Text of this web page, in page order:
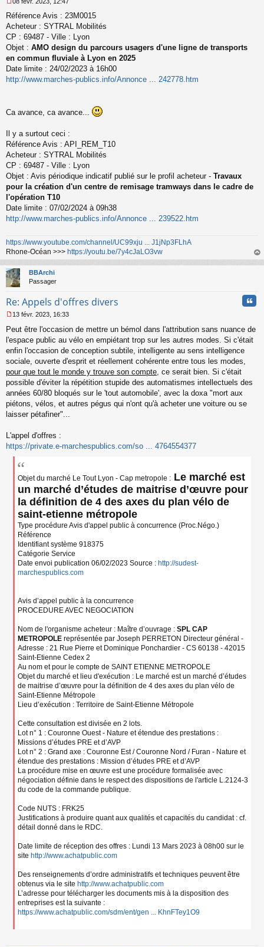
e
s
s
a
g
e
n
o
Référence Avis : 23M0015
Acheteur : SYTRAL Mobilités
CP : 69487 - Ville : Lyon
Objet : AMO design du parcours usagers d'une ligne de transports
en commun fluviale à Lyon en 2025
Date limite : 24/02/2023 à 16h00
http://www.marches-publics.info/Annonce ... 242778.htm
Ca avance, ca avance...
Il y a surtout ceci :
Référence Avis : API_REM_T10
Acheteur : SYTRAL Mobilités
CP : 69487 - Ville : Lyon
Objet : Avis périodique indicatif publié sur le profil acheteur - Travaux
pour la création d'un centre de remisage tramways dans le cadre de
l'opération T10
Date limite : 07/02/2024 à 09h38
http://www.marches-publics.info/Annonce ... 239522.htm
https://www.youtube.com/channel/UC99xju ... J1jNp3FLhA
Rhone-Océan >>> https://youtu.be/7y4cJaLO3vw
au
BBArchi
Passager
Re: Appels d'offres divers
e
s
s
g
e
n
o
n
u
13 févr. 2023, 16:33
Peut être l'occasion de mettre un bémol dans l'attribution sans nuance de
l'espace public au vélo en empiétant trop sur les autres modes. Si c'était
enfin l'occasion de conception subtile, intelligente au sens intelligence
sociale, ouverte d'esprit et réellement cohérente entre tous les modes,
pour que tout le monde y trouve son compte , ce serait bien. Si c'était
possible d'éviter la répétition stupide des automatismes intellectuels des
années 60/80 bloqués sur le 'tout automobile', avec la doxa "mort aux
piétons, vélos, et autres pégus qui n'ont qu'à acheter une voiture ou se
laisser pétafiner"...
L'appel d'offres :
https://private.e-marchespublics.com/so ... 4764554377
Objet du marché Le Tout Lyon - Cap metropole : Le marché est
un marché d’études de maitrise d’œuvre pour
la définition de 4 des axes du plan vélo de
saint-etienne métropole
Type procédure Avis d'appel public à concurrence (Proc.Négo.)
Référence
Identifiant système 918375
Catégorie Service
Date envoi publication 06/02/2023 Source : http://sudest-
marchespublics.com
Avis d’appel public à la concurrence
PROCEDURE AVEC NEGOCIATION
Nom de l'organisme acheteur : Maître d’ouvrage : SPL CAP
METROPOLE représentée par Joseph PERRETON Directeur général -
Adresse : 21 Rue Pierre et Dominique Ponchardier - CS 60138 - 42015
Saint-Etienne Cedex 2
Au nom et pour le compte de SAINT ETIENNE METROPOLE
Objet du marché et lieu d'exécution : Le marché est un marché d’études
de maitrise d’œuvre pour la définition de 4 des axes du plan vélo de
Saint-Etienne Métropole
Lieu d’exécution : Territoire de Saint-Etienne Métropole
Cette consultation est divisée en 2 lots.
Lot n° 1 : Couronne Ouest - Nature et étendue des prestations :
Missions d’études PRE et d’AVP
Lot n° 2 : Grand axe : Couronne Est / Couronne Nord / Furan - Nature et
étendue des prestations : Mission d’études PRE et d’AVP
La procédure mise en œuvre est une procédure formalisée avec
négociation définie dans le respect des dispositions de l'article L.2124-3
du code de la commande publique.
Code NUTS : FRK25
Justifications à produire quant aux qualités et capacités du candidat : cf.
détail donné dans le RDC.
Date limite de réception des offres : Lundi 13 Mars 2023 à 08h00 sur le
site http://www.achatpublic.com
Des renseignements d’ordre administratifs et techniques peuvent être
obtenus via le site http://www.achatpublic.com
L’adresse pour télécharger les documents mis à la disposition des
entreprises est la suivante :
https://www.achatpublic.com/sdm/ent/gen ... KhnFTey1O9